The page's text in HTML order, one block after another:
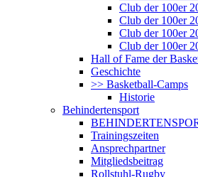
Club der 100er
Club der 100er
Club der 100er
Club der 100er
Hall of Fame der
Geschichte
>> Basketball-Camps
Historie
Behindertensport
Trainingszeiten
Ansprechpartner
Mitgliedsbeitrag
Rollstuhl-Rugby